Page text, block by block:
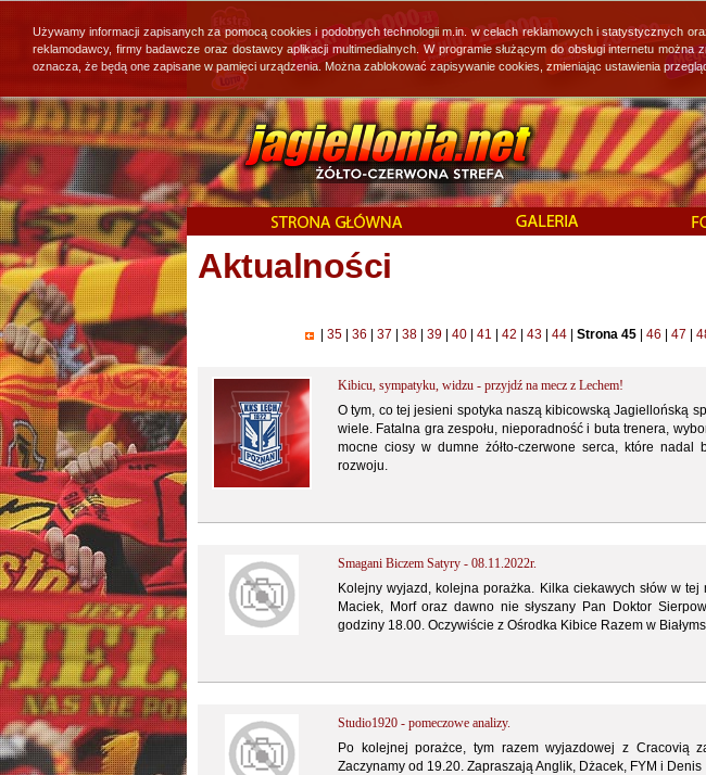
Aktualności
35 36 37 38 39 40 41 42 43 44 Strona 45 46 47
Kibicu, sympatyku, widzu - przyjdź na mecz z Lechem!
O tym, co tej jesieni spotyka naszą kibicowską Jagiellońską
wiele. Fatalna gra zespołu, nieporadność i buta trenera,
mocne ciosy w dumne żółto-czerwone serca, które
rozwoju.
Smagani Biczem Satyry - 08.11.2022r.
Kolejny wyjazd, kolejna porażka. Kilka ciekawych słów w
Maciek, Morf oraz dawno nie słyszany Pan Doktor
godziny 18.00. Oczywiście z Ośrodka Kibice Razem w
Studio1920 - pomeczowe analizy.
Po kolejnej porażce, tym razem wyjazdowej z Cracovią
Zaczynamy od 19.20. Zapraszają Anglik, Dżacek, FYM i Denis
Używamy informacji zapisanych za pomocą cookies i podobnych technologii m.in. w celach reklamowych i statystycznych
reklamodawcy, firmy badawcze oraz dostawcy aplikacji multimedialnych. W programie służącym do obsługi internetu
oznacza, że będą one zapisane w pamięci urządzenia. Można zablokować zapisywanie cookies, zmieniając ustawienia